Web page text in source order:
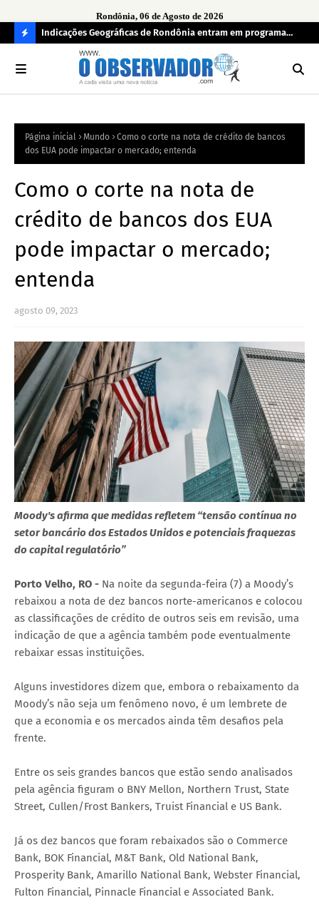
Rondônia, 06 de Agosto de 2026
O
R
Indicações Geográficas de Rondônia entram em programa
internacional para acelerar negócios
Página inicial Mundo
Como o corte na nota de crédito de bancos
dos EUA pode impactar o mercado; entenda
Como o corte na nota de
crédito de bancos dos EUA
pode impactar o mercado;
entenda
agosto 09, 2023
Moody's afirma que medidas refletem “tensão contínua no
setor bancário dos Estados Unidos e potenciais fraquezas
do capital regulatório”
Porto Velho, RO - Na noite da segunda-feira (7) a Moody’s
rebaixou a nota de dez bancos norte-americanos e colocou
as classificações de crédito de outros seis em revisão, uma
indicação de que a agência também pode eventualmente
rebaixar essas instituições.
Alguns investidores dizem que, embora o rebaixamento da
Moody’s não seja um fenômeno novo, é um lembrete de
que a economia e os mercados ainda têm desafios pela
frente.
Entre os seis grandes bancos que estão sendo analisados
pela agência figuram o BNY Mellon, Northern Trust, State
Street, Cullen/Frost Bankers, Truist Financial e US Bank.
Já os dez bancos que foram rebaixados são o Commerce
Bank, BOK Financial, M&T Bank, Old National Bank,
Prosperity Bank, Amarillo National Bank, Webster Financial,
Fulton Financial, Pinnacle Financial e Associated Bank.